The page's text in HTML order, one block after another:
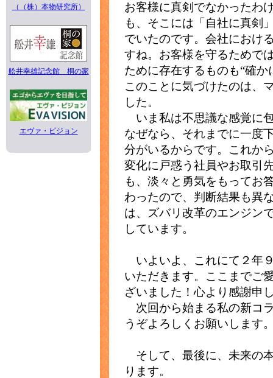
（（株）本物研究所）
舩井幸雄記念館 桐の家
エヴァ・ビジョン
お客様に真剣でなかったわ
も、そこには「自社に真剣
でいたのです。会社におけ
すね。お客様を守るためで
ために存在するものも“確
このことに気づけたのは、
した。
いま私は不思議な感覚に
なぜなら、それまでに一度
分がいるからです。これか
変化に戸惑う社員やお取引
も、淡々と勇気をもってお
わったので、判断結果も異
は、ズバリ改革のエンジン
しています。
いよいよ、これにて２年
いただきます。ここまでご
ざいました！心より感謝申
次回から始まる私の新コ
うぞよろしくお願いします
そして、最後に、未来の
ります。